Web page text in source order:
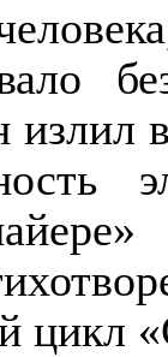
излил
цикл